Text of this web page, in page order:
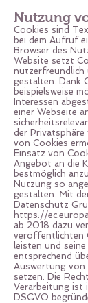
Nutzung
Cookies sind
bei dem Aufruf
Browser des
Website setzt
nutzerfreundlich
gestalten. Dank
beispielsweise
Interessen
einer Webseite
der Privatsphäre
von Cookies
Einsatz von
Angebot an die
bestmöglich
Nutzung so
gestalten. Mit
Datenschutz
https://
ab 2018 dazu
veröffentlichten
leisten und
entsprechend
Auswertung von
setzen. Die
Verarbeitung ist
DSGVO